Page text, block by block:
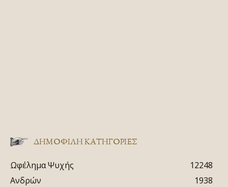
ΔΗΜΟΦΙΛΗ ΚΑΤΗΓΟΡΙΕΣ
Ωφέλημα Ψυχής
12248
Ανδρών
1938